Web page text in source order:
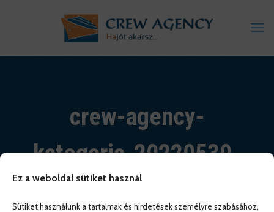
Ez a weboldal sütiket használ
Sütiket használunk a tartalmak és hirdetések személyre szabásához,
crew-agency-
kategoria-20220530-
active